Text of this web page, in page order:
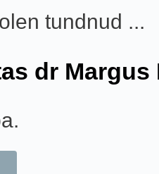
tundnud ...
dr Margus